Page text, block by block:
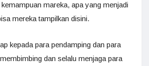
mareka, apa yang menjadi
mereka tampilkan disini.
kepada para pendamping dan para
dan selalu menjaga para